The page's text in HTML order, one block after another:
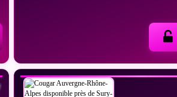
VOIR LES PHOTOS